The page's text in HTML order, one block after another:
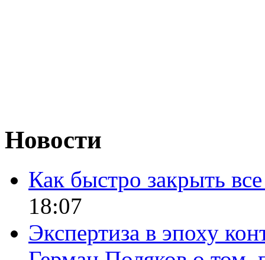
Новости
Как быстро закрыть
18:07
Экспертиза в эпоху